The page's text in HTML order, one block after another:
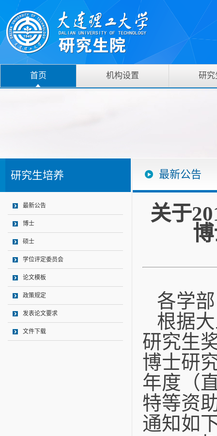
首页 机构设置 研究
研究生培养
最新公告
博士
硕士
学位评定委员会
论文模板
政策规定
发表论文要求
文件下载
最新公告
关于
各学
根据
研究生
博士研
年度（
特等资
通知如